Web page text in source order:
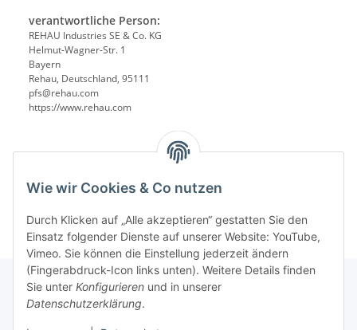
Wie wir Cookies & Co nutzen
Durch Klicken auf „Alle akzeptieren“ gestatten Sie den
Einsatz folgender Dienste auf unserer Website: YouTube,
Vimeo. Sie können die Einstellung jederzeit ändern
(Fingerabdruck-Icon links unten). Weitere Details finden
Sie unter Konfigurieren und in unserer
Datenschutzerklärung.
verantwortliche Person:
REHAU Industries SE & Co. KG
Helmut-Wagner-Str. 1
Bayern
Rehau, Deutschland, 95111
pfs@rehau.com
https://www.rehau.com